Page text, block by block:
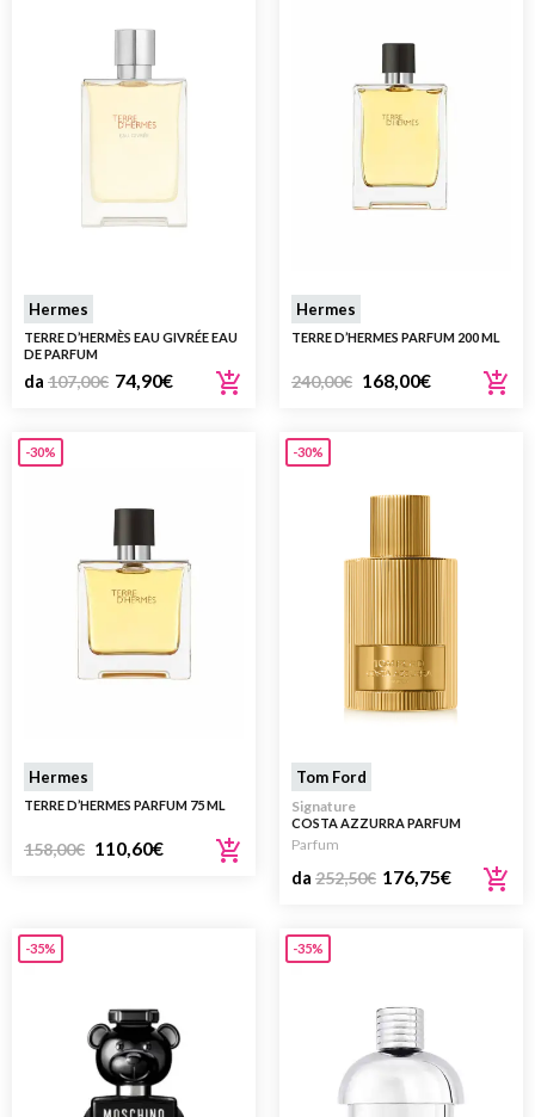
Hermes
TERRE D’HERMÈS EAU GIVRÉE EAU
DE PARFUM
da 107,00€ 74,90€
Hermes
TERRE D’HERMES PARFUM 200 ML
240,00€ 168,00€
-30%
Hermes
TERRE D’HERMES PARFUM 75 ML
158,00€ 110,60€
-30%
Tom Ford
Signature
COSTA AZZURRA PARFUM
Parfum
da 252,50€ 176,75€
-35% -35%